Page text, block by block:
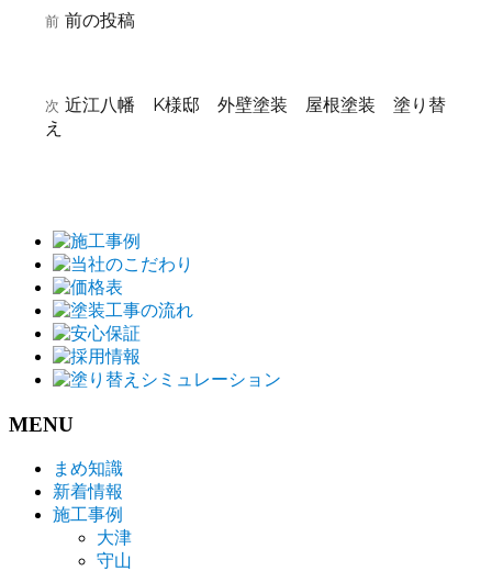
稿
ビ
ゲ
ョ
ン
前 前
前の投稿
次 次
近江八幡 K様邸 外壁塗装 屋根塗装 塗り替
え
MENU
まめ知識
新着情報
施工事例
大津
守山